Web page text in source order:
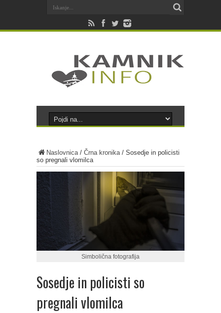
Naslovnica/ Črna kronika/ Sosedje in policisti
so pregnali vlomilca
Simbolična fotografija
Sosedje in policisti so
pregnali vlomilca